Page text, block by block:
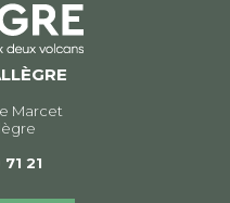
Marcet
21